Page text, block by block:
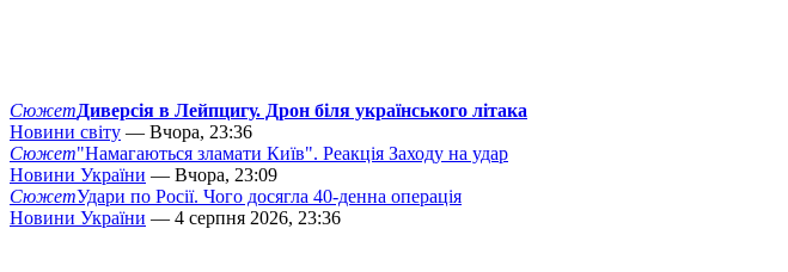
СюжетДиверсія в Лейпцигу. Дрон біля українського літака
Новини світу — Вчора, 23:36
Сюжет"Намагаються зламати Київ". Реакція Заходу на удар
Новини України — Вчора, 23:09
СюжетУдари по Росії. Чого досягла 40-денна операція
Новини України — 4 серпня 2026, 23:36